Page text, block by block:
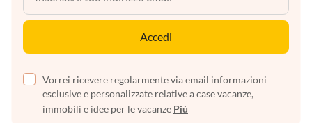
Accedi
Vorrei ricevere regolarmente via email informazioni
esclusive e personalizzate relative a case vacanze,
immobili e idee per le vacanze Più